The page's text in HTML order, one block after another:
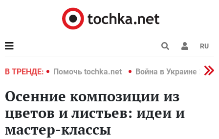
RU
В ТРЕНДЕ:
2022 Помочь tochka.net Война в Украине 2022
Осенние композиции из
цветов и листьев: идеи и
мастер-классы